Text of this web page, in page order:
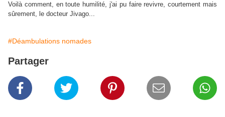
Voilà comment, en toute humilité, j'ai pu faire revivre, courtement mais
sûrement, le docteur Jivago...
#Déambulations nomades
Partager